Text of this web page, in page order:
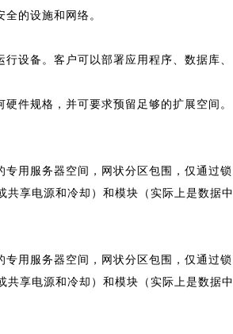
的设施和网络。
设备。客户可以部署应用程序、数据库、
件规格，并可要求预留足够的扩展空间。
用服务器空间，网状分区包围，仅通过锁
享电源和冷却）和模块（实际上是数据中
用服务器空间，网状分区包围，仅通过锁
享电源和冷却）和模块（实际上是数据中